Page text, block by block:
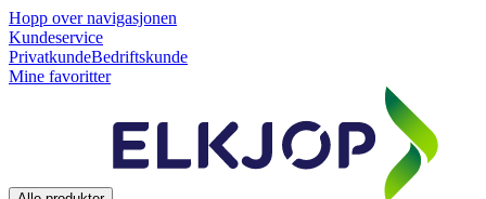
Hopp over navigasjonen
Kundeservice
PrivatkundeBedriftskunde
Mine favoritter